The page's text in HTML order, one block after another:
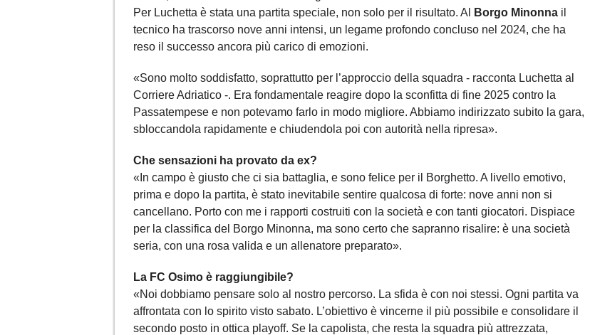
Per Luchetta è stata una partita speciale, non solo per il risultato. Al
Borgo Minonna il
tecnico ha trascorso nove anni intensi, un legame profondo concluso nel 2024, che ha
reso il successo ancora più carico di emozioni.
«Sono molto soddisfatto, soprattutto per l’approccio della squadra - racconta Luchetta al
Corriere Adriatico -. Era fondamentale reagire dopo la sconfitta di fine 2025 contro la
Passatempese e non potevamo farlo in modo migliore. Abbiamo indirizzato subito la gara,
sbloccandola rapidamente e chiudendola poi con autorità nella ripresa».
Che sensazioni ha provato da ex?
«In campo è giusto che ci sia battaglia, e sono felice per il Borghetto. A livello emotivo,
prima e dopo la partita, è stato inevitabile sentire qualcosa di forte: nove anni non si
cancellano. Porto con me i rapporti costruiti con la società e con tanti giocatori. Dispiace
per la classifica del Borgo Minonna, ma sono certo che sapranno risalire: è una società
seria, con una rosa valida e un allenatore preparato».
La FC Osimo è raggiungibile?
«Noi dobbiamo pensare solo al nostro percorso. La sfida è con noi stessi. Ogni partita va
affrontata con lo spirito visto sabato. L’obiettivo è vincerne il più possibile e consolidare il
secondo posto in ottica playoff. Se la capolista, che resta la squadra più attrezzata,